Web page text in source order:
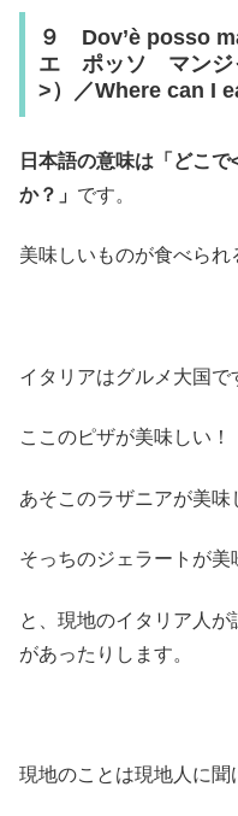
９ Dov’è posso
エ ポッソ マンジ
>）／Where can I
日本語の意味は「どこ
か？」 です。
美味しいものが食べられ
イタリアはグルメ大国で
ここのピザが美味しい！
あそこのラザニアが美味
そっちのジェラートが美
と、現地のイタリア人
があったりします。
現地のことは現地人に聞